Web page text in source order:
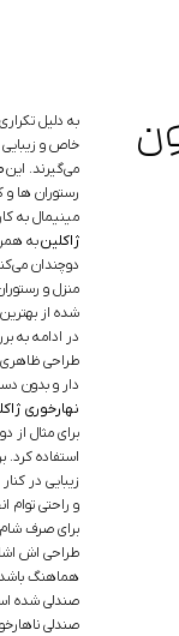
به دلیل
خاص و
می‌گیرند. این
رستوران ها و
مینیمال به
ژاکلینبه
دوچندان
منزل و
شده از
در ادامه به
طراحی ظاهری
دار و بدون
نهارخوری
برای مثال از
استفاده کرد.
زیبایی در
و راحتی توام
برای صرف
طراحی اش
هماهنگ
صندلی شده
صندلی